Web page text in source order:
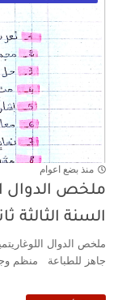
منذ بضع اعوام
ملخص الدوال
السنة الثالثة
جاهز للطباعة منظم